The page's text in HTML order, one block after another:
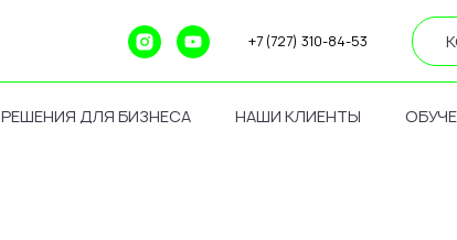
+7 (727) 310-84-53
РЕШЕНИЯ ДЛЯ БИЗНЕСА НАШИ КЛИЕНТЫ